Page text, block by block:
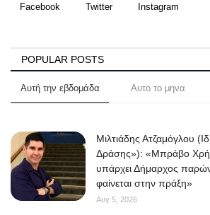
Facebook Twitter Instagram
POPULAR POSTS
Αυτή την εβδομάδα Αυτο το μηνα
Μιλτιάδης Ατζαμόγλου
Δράσης»): «Μπράβο
υπάρχει Δήμαρχος
φαίνεται στην πράξη»
Αυγ 5, 2026